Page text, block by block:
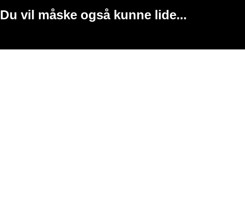
Du vil måske også kunne lide...